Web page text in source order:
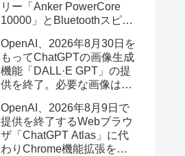
リー「Anker PowerCore
10000」とBluetoothスピー
辺を焼損する火災が6月に3
件発生していたそうなので
注意を。
OpenAI、2026年8月30日を
もってChatGPTの画像生成
機能「DALL·E GPT」の提
供を終了。必要な画像は期
OpenAI、2026年8月9日で
提供を終了するWebブラウ
ザ「ChatGPT Atlas」に代
わりChrome機能拡張をア